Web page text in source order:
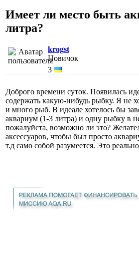
Имеет ли место быть
литра?
krogst
Новичок
3
Доброго времени суток. Появилась
содержать какую-нибудь рыбку. Я не
и много рыб. В идеале хотелось бы
аквариум (1-3 литра) и одну рыбку в
пожалуйста, возможно ли это?
аксессуаров, чтобы был просто
т.д само собой разумеется. Это